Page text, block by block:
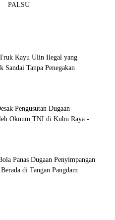
PALSU
Kayu Ulin Ilegal yang
Tanpa Penegakan
Pengusutan Dugaan
Oknum TNI di Kubu Raya -
Panas Dugaan Penyimpangan
di Tangan Pangdam